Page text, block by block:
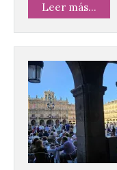
Leer más...